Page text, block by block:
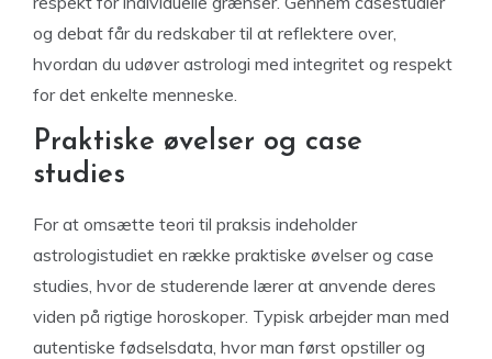
og debat får du redskaber til at reflektere over,
hvordan du udøver astrologi med integritet og respekt
for det enkelte menneske.
Praktiske øvelser og case
studies
For at omsætte teori til praksis indeholder
astrologistudiet en række praktiske øvelser og case
studies, hvor de studerende lærer at anvende deres
viden på rigtige horoskoper. Typisk arbejder man med
autentiske fødselsdata, hvor man først opstiller og